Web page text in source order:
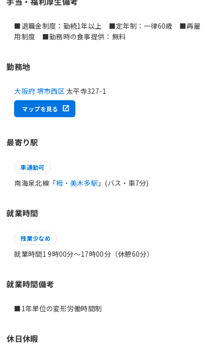
■退職金制度：勤続1年以上 ■定年制：一律60歳 ■再雇
用制度 ■勤務時の食事提供：無料
勤務地
大阪府 堺市西区太平寺327-1
マップを見る
最寄り駅
車通勤可
南海泉北線「栂・美木多駅 」(バス・車7分)
就業時間
残業少なめ
就業時間1 9時00分〜17時00分（休憩60分）
就業時間備考
休日休暇